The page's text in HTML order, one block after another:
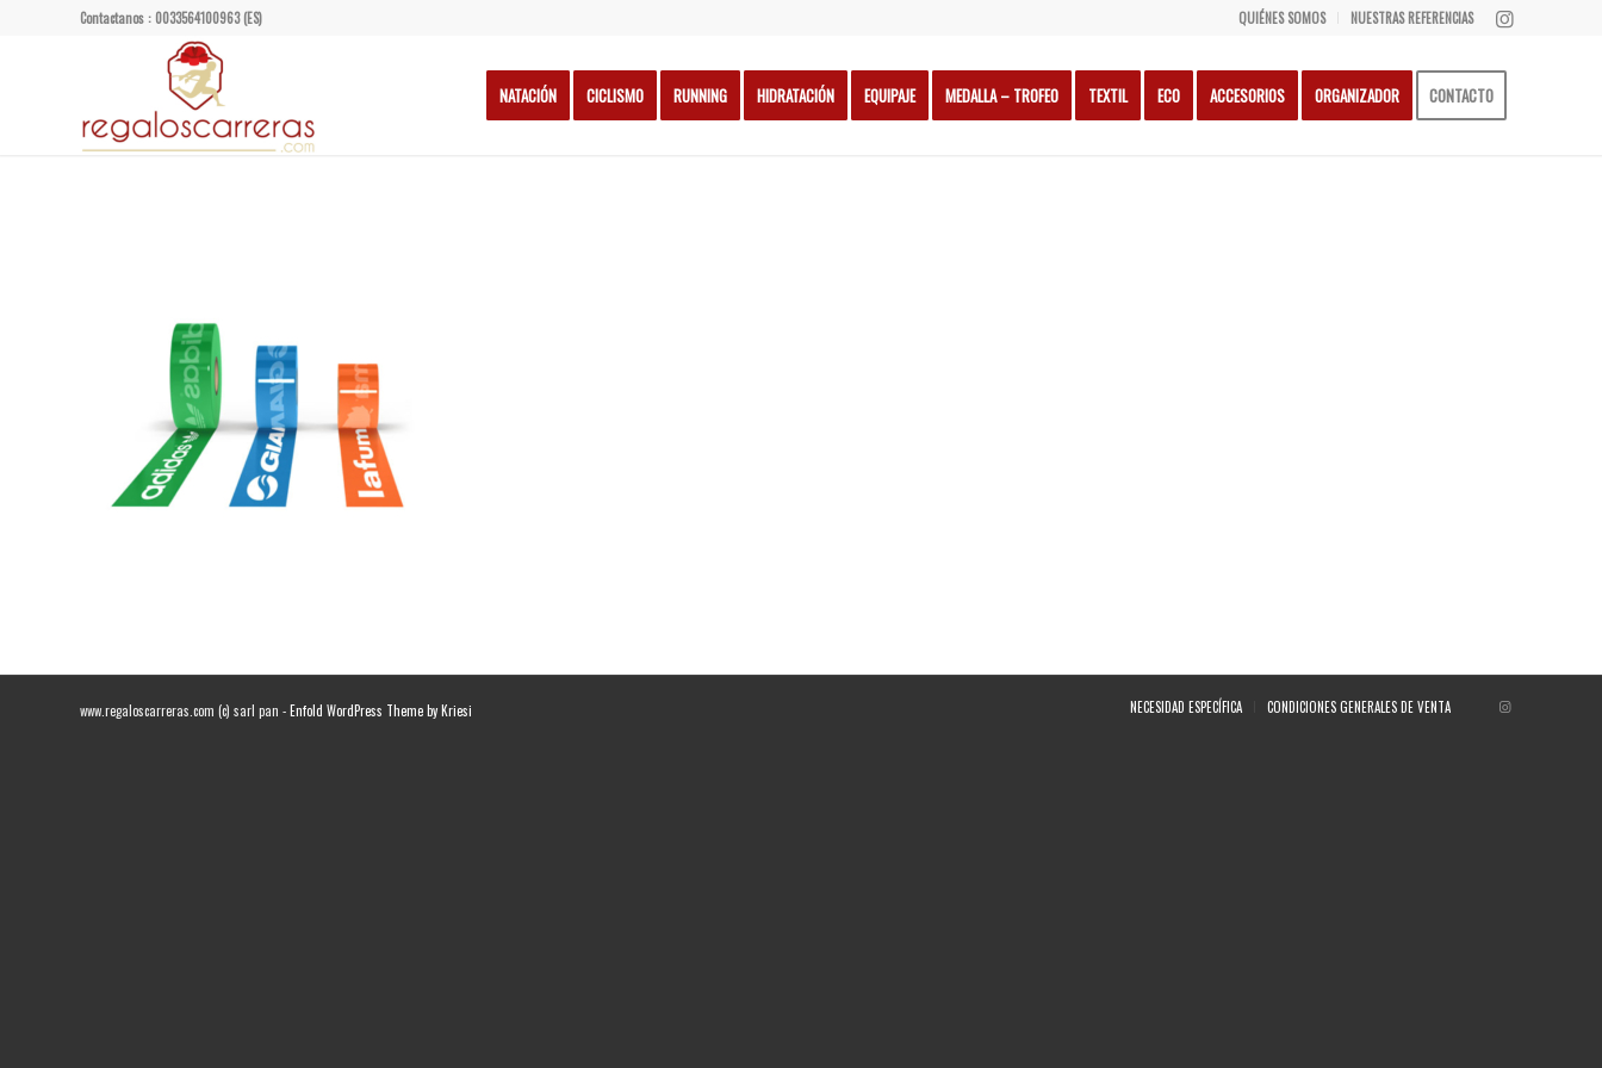
QUIÉNES SOMOS NUESTRAS REFERENCIAS
Contactanos : 0033564100963 (ES)
NATACIÓN CICLISMO RUNNING HIDRATACIÓN EQUIPAJE MEDALLA – TROFEO TEXTIL ECO ACCESORIOS ORGANIZADOR CONTACTO
www.regaloscarreras.com (c) sarl pan -Enfold WordPress Theme by Kriesi NECESIDAD ESPECÍFICA CONDICIONES GENERALES DE VENTA